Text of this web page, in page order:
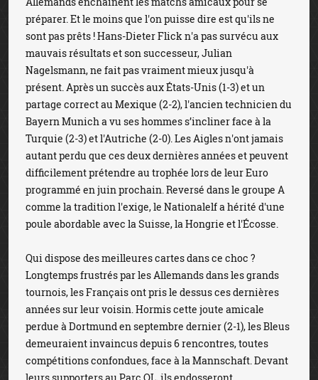
préparer. Et le moins que l'on puisse dire est qu'ils ne
sont pas prêts ! Hans-Dieter Flick n'a pas survécu aux
mauvais résultats et son successeur, Julian
Nagelsmann, ne fait pas vraiment mieux jusqu'à
présent. Après un succès aux États-Unis (1-3) et un
partage correct au Mexique (2-2), l'ancien technicien du
Bayern Munich a vu ses hommes s’incliner face à la
Turquie (2-3) et l'Autriche (2-0). Les Aigles n'ont jamais
autant perdu que ces deux dernières années et peuvent
difficilement prétendre au trophée lors de leur Euro
programmé en juin prochain. Reversé dans le groupe A
comme la tradition l'exige, le Nationalelf a hérité d'une
poule abordable avec la Suisse, la Hongrie et l'Écosse.
Qui dispose des meilleures cartes dans ce choc ?
Longtemps frustrés par les Allemands dans les grands
tournois, les Français ont pris le dessus ces dernières
années sur leur voisin. Hormis cette joute amicale
perdue à Dortmund en septembre dernier (2-1), les Bleus
demeuraient invaincus depuis 6 rencontres, toutes
compétitions confondues, face à la Mannschaft. Devant